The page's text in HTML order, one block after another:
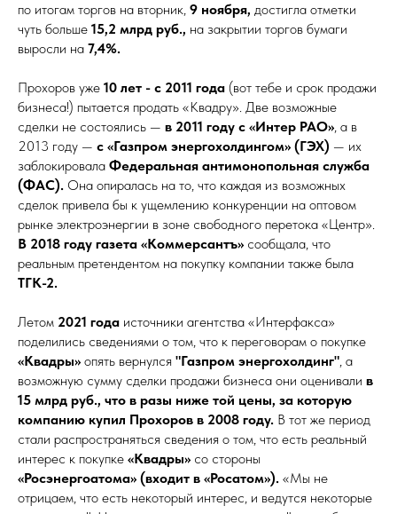
по итогам торгов на вторник, 9 ноября, достигла отметки
чуть больше 15,2 млрд руб., на закрытии торгов бумаги
выросли на 7,4%.
Прохоров уже 10 лет - с 2011 года (вот тебе и срок продажи
бизнеса!) пытается продать «Квадру». Две возможные
сделки не состоялись — в 2011 году с «Интер РАО», а в
2013 году — с «Газпром энергохолдингом» (ГЭХ) — их
заблокировала Федеральная антимонопольная служба
(ФАС). Она опиралась на то, что каждая из возможных
сделок привела бы к ущемлению конкуренции на оптовом
рынке электроэнергии в зоне свободного перетока «Центр».
В 2018 году газета «Коммерсантъ» сообщала, что
реальным претендентом на покупку компании также была
ТГК-2.
Летом 2021 года источники агентства «Интерфакса»
поделились сведениями о том, что к переговорам о покупке
«Квадры» опять вернулся "Газпром энергохолдинг", а
возможную сумму сделки продажи бизнеса они оценивали в
15 млрд руб., что в разы ниже той цены, за которую
компанию купил Прохоров в 2008 году. В тот же период
стали распространяться сведения о том, что есть реальный
интерес к покупке «Квадры» со стороны
«Росэнергоатома» (входит в «Росатом»). «Мы не
отрицаем, что есть некоторый интерес, и ведутся некоторые